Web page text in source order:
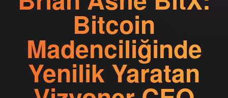
Bitcoin
Madenciliğinde
Yenilik Yaratan